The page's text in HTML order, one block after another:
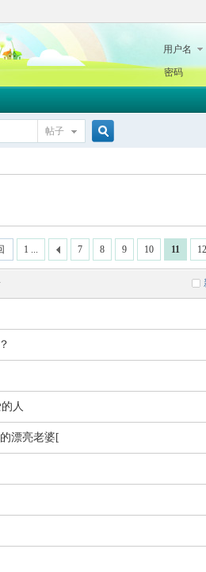
用户名
密码
帖子
1 ... 7 8 9 10 11 12
人
漂亮老婆[